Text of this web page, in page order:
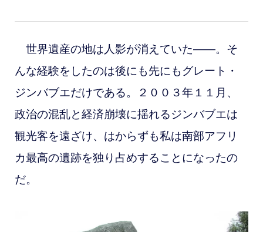
世界遺産の地は人影が消えていた――。そ
んな経験をしたのは後にも先にもグレート・
ジンバブエだけである。２００３年１１月、
政治の混乱と経済崩壊に揺れるジンバブエは
観光客を遠ざけ、はからずも私は南部アフリ
カ最高の遺跡を独り占めすることになったの
だ。